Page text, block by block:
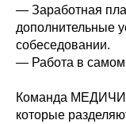
— Заработная
дополнительные
собеседовании.
— Работа в самом
Команда МЕДИЧИ
которые